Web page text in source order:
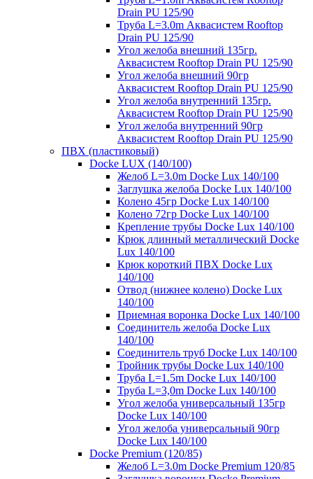
Drain PU 125/90
Труба L=3.0m Аквасистем Rooftop
Drain PU 125/90
Угол желоба внешний 135гр.
Аквасистем Rooftop Drain PU 125/90
Угол желоба внешний 90гр
Аквасистем Rooftop Drain PU 125/90
Угол желоба внутренний 135гр.
Аквасистем Rooftop Drain PU 125/90
Угол желоба внутренний 90гр
Аквасистем Rooftop Drain PU 125/90
ПВХ (пластиковый)
Docke LUX (140/100)
Желоб L=3.0m Docke Lux 140/100
Заглушка желоба Docke Lux 140/100
Колено 45гр Docke Lux 140/100
Колено 72гр Docke Lux 140/100
Крепление трубы Docke Lux 140/100
Крюк длинный металлический Docke
Lux 140/100
Крюк короткий ПВХ Docke Lux
140/100
Отвод (нижнее колено) Docke Lux
140/100
Приемная воронка Docke Lux 140/100
Соединитель желоба Docke Lux
140/100
Соединитель труб Docke Lux 140/100
Тройник трубы Docke Lux 140/100
Труба L=1.5m Docke Lux 140/100
Труба L=3,0m Docke Lux 140/100
Угол желоба универсальный 135гр
Docke Lux 140/100
Угол желоба универсальный 90гр
Docke Lux 140/100
Docke Premium (120/85)
Желоб L=3.0m Docke Premium 120/85